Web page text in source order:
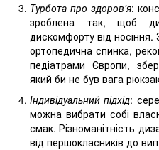
Турбота про здоров'я:
зроблена так, щоб
дискомфорту від носіння.
ортопедична спинка,
педіатрами Європи,
який би не був вага
Індивідуальний підхід:
можна вибрати собі
смак. Різноманітність
від першокласників до